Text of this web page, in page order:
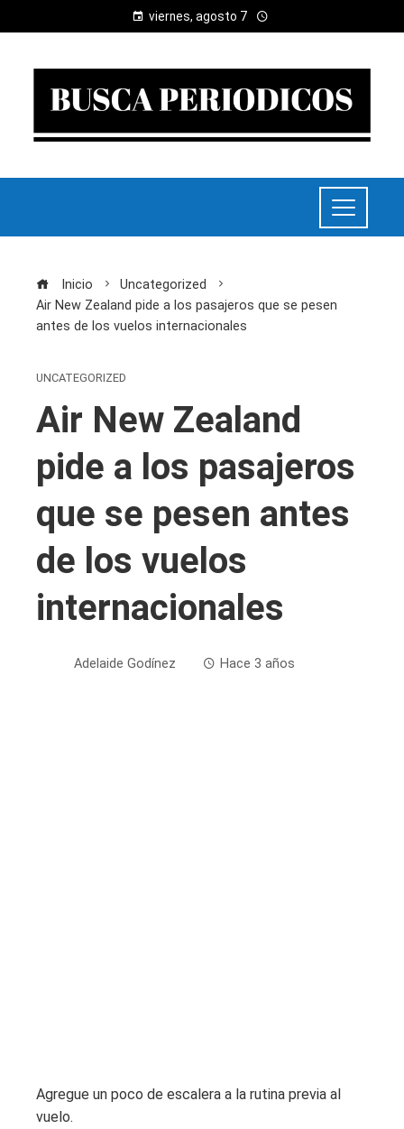
viernes, agosto 7
Inicio
Uncategorized
Air New Zealand pide a los pasajeros que se pesen
antes de los vuelos internacionales
UNCATEGORIZED
Air New Zealand
pide a los pasajeros
que se pesen antes
de los vuelos
internacionales
Adelaide Godínez Hace 3 años
Agregue un poco de escalera a la rutina previa al
vuelo.